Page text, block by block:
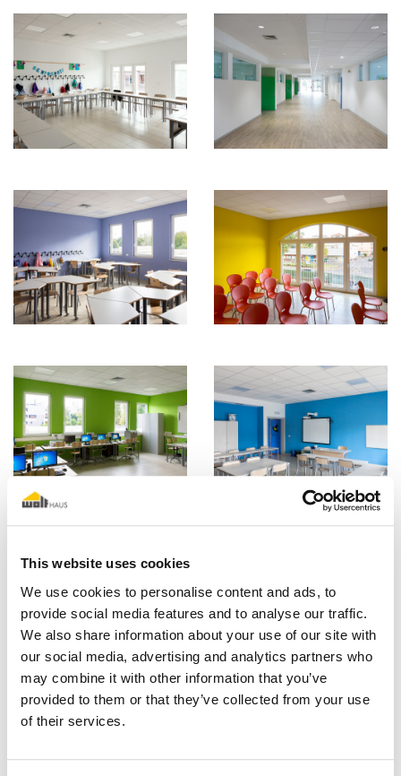
This website uses cookies
We use cookies to personalise content and ads, to
provide social media features and to analyse our traffic.
We also share information about your use of our site with
our social media, advertising and analytics partners who
may combine it with other information that you’ve
provided to them or that they’ve collected from your use
of their services.